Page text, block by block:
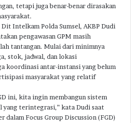
tetapi juga benar-benar dirasakan
Dit Intelkam Polda Sumsel, AKBP Dudi
pengawasan GPM masih
tantangan. Mulai dari minimnya
stok, jadwal, dan lokasi
koordinasi antar-instansi yang belum
masyarakat yang relatif
ini, kita ingin membangun sistem
yang terintegrasi,” kata Dudi saat
dalam Focus Group Discussion (FGD)